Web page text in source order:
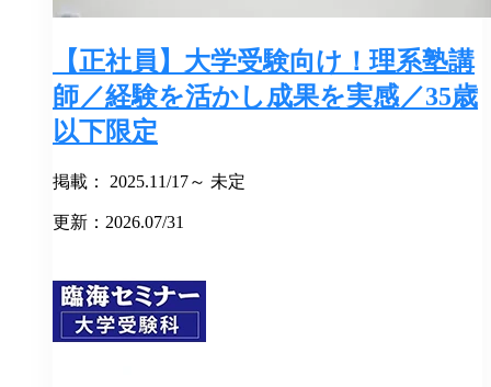
【正社員】大学受験向け！理系塾講
師／経験を活かし成果を実感／35歳
以下限定
掲載： 2025.11/17～ 未定
更新：2026.07/31